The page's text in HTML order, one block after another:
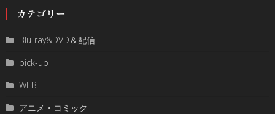
カテゴリー
Blu-ray&DVD＆配信
pick-up
WEB
アニメ・コミック